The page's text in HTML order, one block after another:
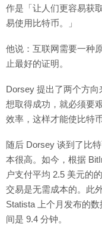
作是「让人们更容易获
易使用比特币。」
他说：互联网需要一种
止最好的证明。
Dorsey 提出了两个方
想取得成功，就必须要
效率，这样才能使比特
随后 Dorsey 谈到了比
本很高。如今，根据
户支付平均 2.5 美元的
交易是无需成本的。此
Statista 上个月发布的
间是 9.4 分钟。